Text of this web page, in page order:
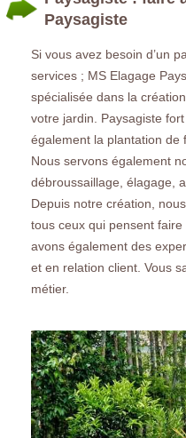
Paysagiste
Si vous avez besoin d’un
services ; MS Elagage
spécialisée dans la
votre jardin. Paysagiste
également la plantation de
Nous servons également
débroussaillage, élagage,
Depuis notre création,
tous ceux qui pensent
avons également des
et en relation client. Vous
métier.